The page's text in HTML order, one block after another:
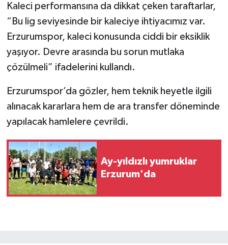
Kaleci performansına da dikkat çeken taraftarlar,
“Bu lig seviyesinde bir kaleciye ihtiyacımız var.
Erzurumspor, kaleci konusunda ciddi bir eksiklik
yaşıyor. Devre arasında bu sorun mutlaka
çözülmeli” ifadelerini kullandı.
Erzurumspor’da gözler, hem teknik heyetle ilgili
alınacak kararlara hem de ara transfer döneminde
yapılacak hamlelere çevrildi.
Ay-yıldızlı yumruklar
Erzurum'da